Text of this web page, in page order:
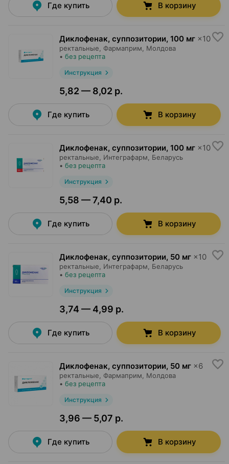
Где купить В корзину
Диклофенак, суппозитории, 100 мг ×10
ректальные, Фармаприм , Молдова
• без рецепта
Инструкция
5,82 — 8,02 р.
Где купить В корзину
Диклофенак, суппозитории, 100 мг ×10
ректальные, Интеграфарм , Беларусь
• без рецепта
Инструкция
5,58 — 7,40 р.
Где купить В корзину
Диклофенак, суппозитории, 50 мг ×10
ректальные, Интеграфарм , Беларусь
• без рецепта
Инструкция
3,74 — 4,99 р.
Где купить В корзину
Диклофенак, суппозитории, 50 мг ×6
ректальные, Фармаприм , Молдова
• без рецепта
Инструкция
3,96 — 5,07 р.
Где купить В корзину